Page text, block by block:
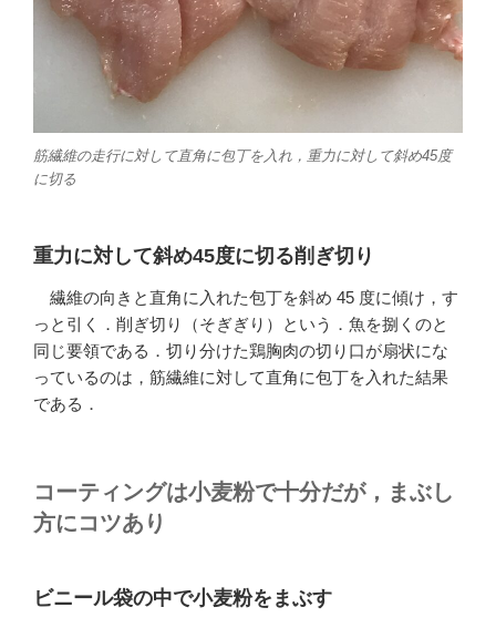
筋繊維の走行に対して直角に包丁を入れ，重力に対して斜め45度
に切る
重力に対して斜め45度に切る削ぎ切り
繊維の向きと直角に入れた包丁を斜め 45 度に傾け，す
っと引く．削ぎ切り（そぎぎり）という．魚を捌くのと
同じ要領である．切り分けた鶏胸肉の切り口が扇状にな
っているのは，筋繊維に対して直角に包丁を入れた結果
である．
コーティングは小麦粉で十分だが，まぶし
方にコツあり
ビニール袋の中で小麦粉をまぶす